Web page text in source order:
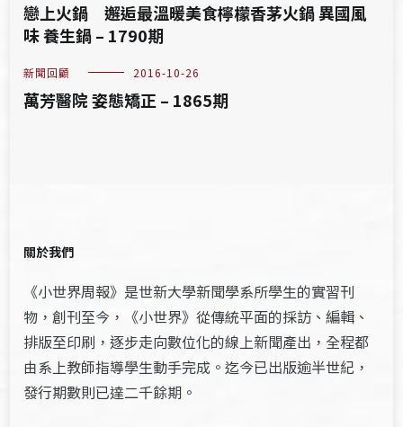
戀上火鍋 邂逅最溫暖美食檸檬香茅火鍋 異國風
味 養生鍋 – 1790期
新聞回顧 2016-10-26
萬芳醫院 姿態矯正 – 1865期
關於我們
《小世界周報》是世新大學新聞學系所學生的實習刊
物，創刊至今，《小世界》從傳統平面的採訪、編輯、
排版至印刷，逐步走向數位化的線上新聞產出，全程都
由系上教師指導學生動手完成。迄今已出版逾半世紀，
發行期數則已達二千餘期。